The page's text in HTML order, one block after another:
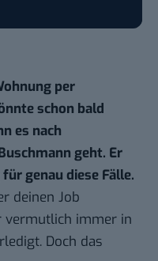
per
schon bald
es nach
geht. Er
genau diese Fälle.
deinen Job
vermutlich immer in
Doch das